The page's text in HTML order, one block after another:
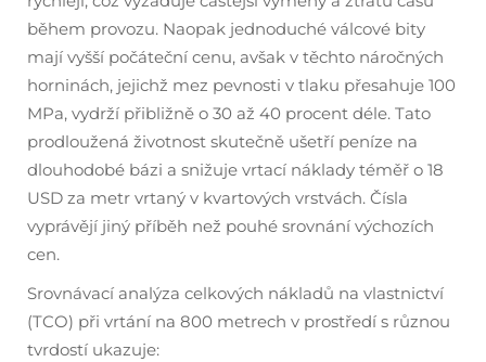
během provozu. Naopak jednoduché válcové bity
mají vyšší počáteční cenu, avšak v těchto náročných
horninách, jejichž mez pevnosti v tlaku přesahuje 100
MPa, vydrží přibližně o 30 až 40 procent déle. Tato
prodloužená životnost skutečně ušetří peníze na
dlouhodobé bázi a snižuje vrtací náklady téměř o 18
USD za metr vrtaný v kvartových vrstvách. Čísla
vyprávějí jiný příběh než pouhé srovnání výchozích
cen.
Srovnávací analýza celkových nákladů na vlastnictví
(TCO) při vrtání na 800 metrech v prostředí s různou
tvrdostí ukazuje: